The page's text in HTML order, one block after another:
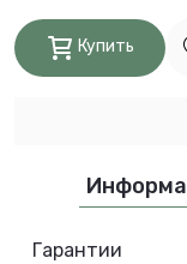
Купить
Гарантии